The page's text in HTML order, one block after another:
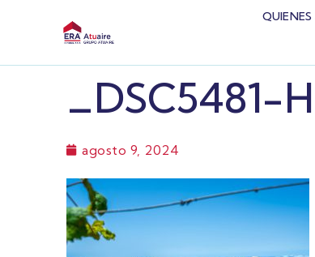
_DSC5481-
agosto 9, 2024